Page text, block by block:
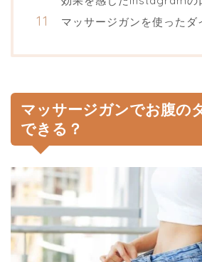
マッサージガンを使ったダ
マッサージガンでお腹の
できる？